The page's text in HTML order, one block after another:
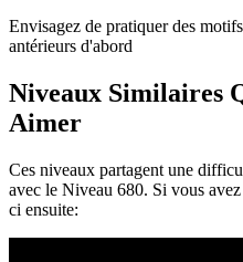
Envisagez de pratiquer des
antérieurs d'abord
Niveaux Similaires
Aimer
Ces niveaux partagent une
avec le Niveau 680. Si vous
ci ensuite: